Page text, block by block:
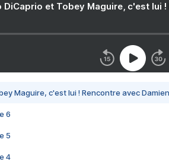
DiCaprio et Tobey Maguire, c'est lui
Maguire, c'est lui ! Rencontre avec
6
5
4